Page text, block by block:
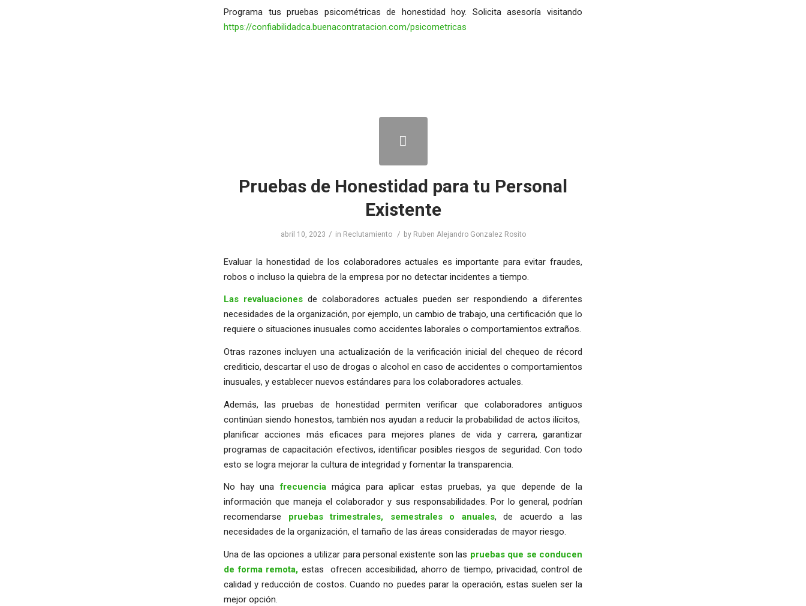
Programa tus pruebas psicométricas de honestidad hoy. Solicita asesoría visitando
https://confiabilidadca.buenacontratacion.com/psicometricas
Pruebas de Honestidad para tu Personal
Existente
abril 10, 2023 / in Reclutamiento / by Ruben Alejandro Gonzalez Rosito
Evaluar la honestidad de los colaboradores actuales es importante para evitar fraudes,
robos o incluso la quiebra de la empresa por no detectar incidentes a tiempo.
Las revaluaciones de colaboradores actuales pueden ser respondiendo a diferentes
necesidades de la organización, por ejemplo, un cambio de trabajo, una certificación que lo
requiere o situaciones inusuales como accidentes laborales o comportamientos extraños.
Otras razones incluyen una actualización de la verificación inicial del chequeo de récord
crediticio, descartar el uso de drogas o alcohol en caso de accidentes o comportamientos
inusuales, y establecer nuevos estándares para los colaboradores actuales.
Además, las pruebas de honestidad permiten verificar que colaboradores antiguos
continúan siendo honestos, también nos ayudan a reducir la probabilidad de actos ilícitos,
planificar acciones más eficaces para mejores planes de vida y carrera, garantizar
programas de capacitación efectivos, identificar posibles riesgos de seguridad. Con todo
esto se logra mejorar la cultura de integridad y fomentar la transparencia.
No hay unafrecuencia mágica para aplicar estas pruebas, ya que depende de la
información que maneja el colaborador y sus responsabilidades. Por lo general, podrían
recomendarse pruebas trimestrales, semestrales o anuales, de acuerdo a las
necesidades de la organización, el tamaño de las áreas consideradas de mayor riesgo.
Una de las opciones a utilizar para personal existente son las pruebas que se conducen
de forma remota, estas
ofrecen accesibilidad, ahorro de tiempo, privacidad, control de
calidad y reducción de costos.Cuando no puedes parar la operación, estas suelen ser la
mejor opción.